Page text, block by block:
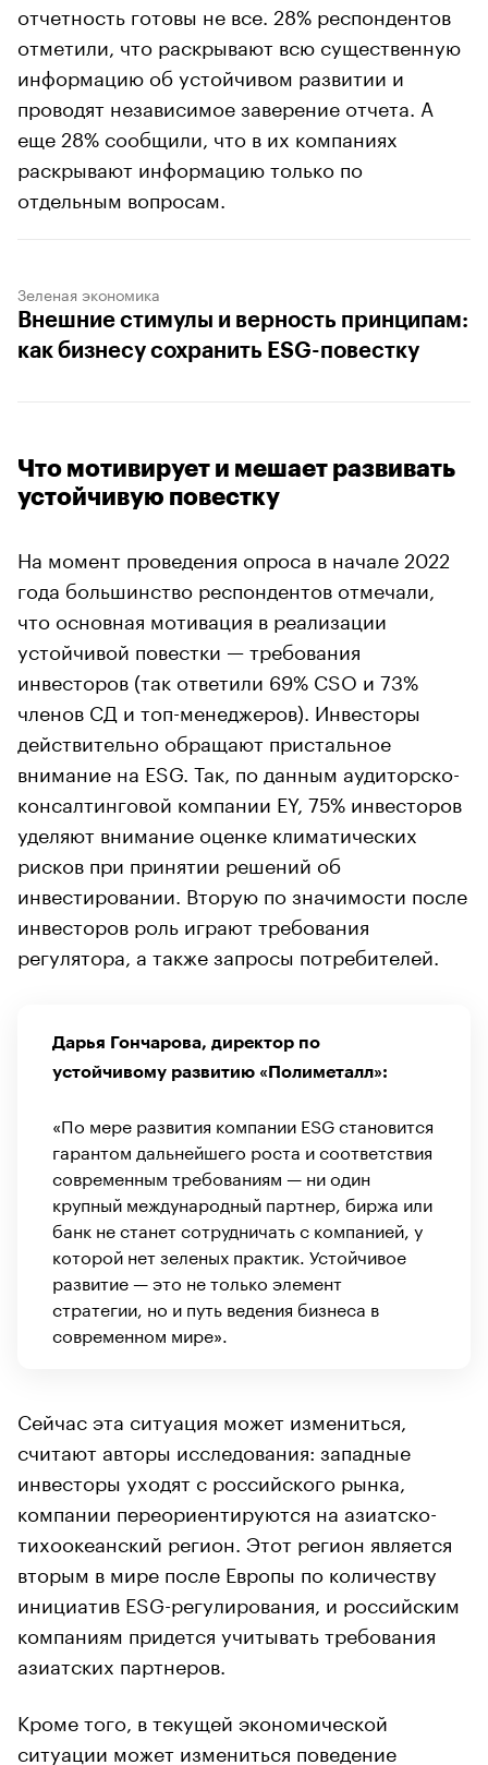
отчетность готовы не все. 28% респондентов
отметили, что раскрывают всю существенную
информацию об устойчивом развитии и
проводят независимое заверение отчета. А
еще 28% сообщили, что в их компаниях
раскрывают информацию только по
отдельным вопросам.
Зеленая экономика
Внешние стимулы и верность принципам:
как бизнесу сохранить ESG-повестку
Что мотивирует и мешает развивать
устойчивую повестку
На момент проведения опроса в начале 2022
года большинство респондентов отмечали,
что основная мотивация в реализации
устойчивой повестки — требования
инвесторов (так ответили 69% CSO и 73%
членов СД и топ-менеджеров). Инвесторы
действительно обращают пристальное
внимание на ESG. Так, по данным аудиторско-
консалтинговой компании EY, 75% инвесторов
уделяют внимание оценке климатических
рисков при принятии решений об
инвестировании. Вторую по значимости после
инвесторов роль играют требования
регулятора, а также запросы потребителей.
Дарья Гончарова, директор по
устойчивому развитию «Полиметалл»:
«По мере развития компании ESG становится
гарантом дальнейшего роста и соответствия
современным требованиям — ни один
крупный международный партнер, биржа или
банк не станет сотрудничать с компанией, у
которой нет зеленых практик. Устойчивое
развитие — это не только элемент
стратегии, но и путь ведения бизнеса в
современном мире».
Сейчас эта ситуация может измениться,
считают авторы исследования: западные
инвесторы уходят с российского рынка,
компании переориентируются на азиатско-
тихоокеанский регион. Этот регион является
вторым в мире после Европы по количеству
инициатив ESG-регулирования, и российским
компаниям придется учитывать требования
азиатских партнеров.
Кроме того, в текущей экономической
ситуации может измениться поведение